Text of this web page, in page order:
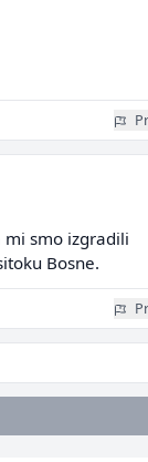
mi smo izgradili
Bosne.